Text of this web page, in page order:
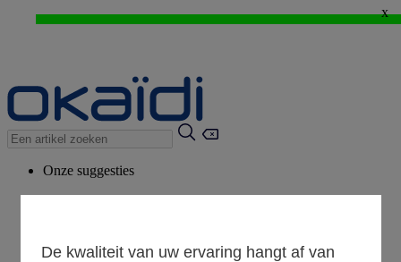
WEB ONLY: -20%* vanaf 3 aangekochte artikelen > Ik geniat ervan !
x
Onze suggesties
Bekijk alle artikelen
De kwaliteit van uw ervaring hangt af van